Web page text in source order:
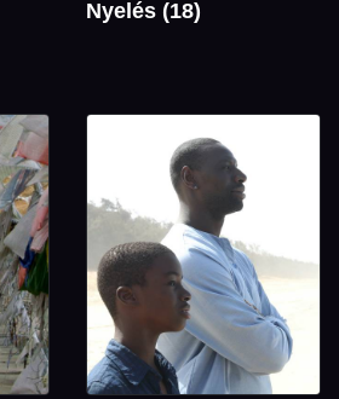
Nyelés (18)